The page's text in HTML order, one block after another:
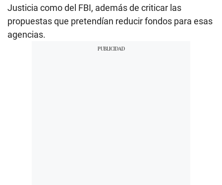
Justicia como del FBI, además de criticar las
propuestas que pretendían reducir fondos para esas
agencias.